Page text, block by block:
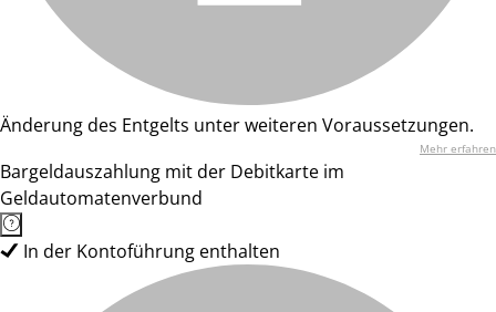
Änderung des Entgelts unter weiteren Voraussetzungen.
Mehr erfahren
Bargeldauszahlung mit der Debitkarte im
Geldautomatenverbund
In der Kontoführung enthalten